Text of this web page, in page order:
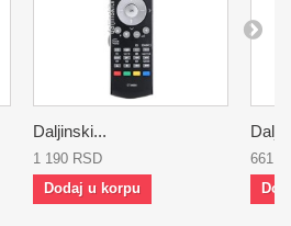
Daljinski...
1 190 RSD
Dodaj u korpu
661